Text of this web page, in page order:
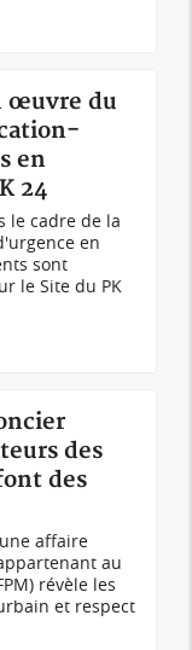
œuvre du
en
24
le cadre de la
en
sont
le Site du PK
des
des
affaire
au
révèle les
et respect